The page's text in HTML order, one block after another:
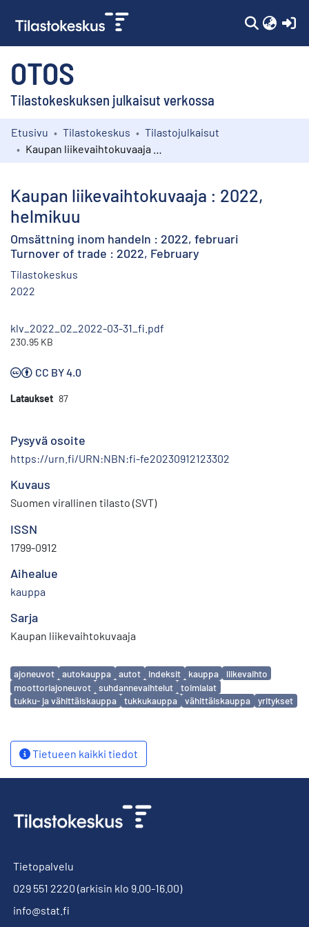
OTOS
Tilastokeskuksen julkaisut verkossa
Kokoelmat
Etusivu Tilastokeskus
Tilastojulkaisut
Kaupan liikevaihtokuvaaja : 2022,
helmikuu
Omsättning inom handeln : 2022, februari
Turnover of trade : 2022, February
Tilastokeskus
2022
klv_2022_02_2022-03-31_fi.pdf
230.95 KB
CC BY 4.0
Lataukset 87
Pysyvä osoite
https://urn.fi/URN:NBN:fi-fe20230912123302
Kuvaus
Suomen virallinen tilasto (SVT)
ISSN
1799-0912
Aihealue
kauppa
Sarja
Kaupan liikevaihtokuvaaja
Avainsanat
ajoneuvot autokauppa autot indeksit kauppa
liikevaihto
moottoriajoneuvot
suhdannevaihtelut
toimialat
tukku- ja vähittäiskauppa
tukkukauppa vähittäiskauppa yritykset
Tietueen kaikki tiedot
Tietopalvelu
029 551 2220 (arkisin klo 9.00-16.00)
info@stat.fi